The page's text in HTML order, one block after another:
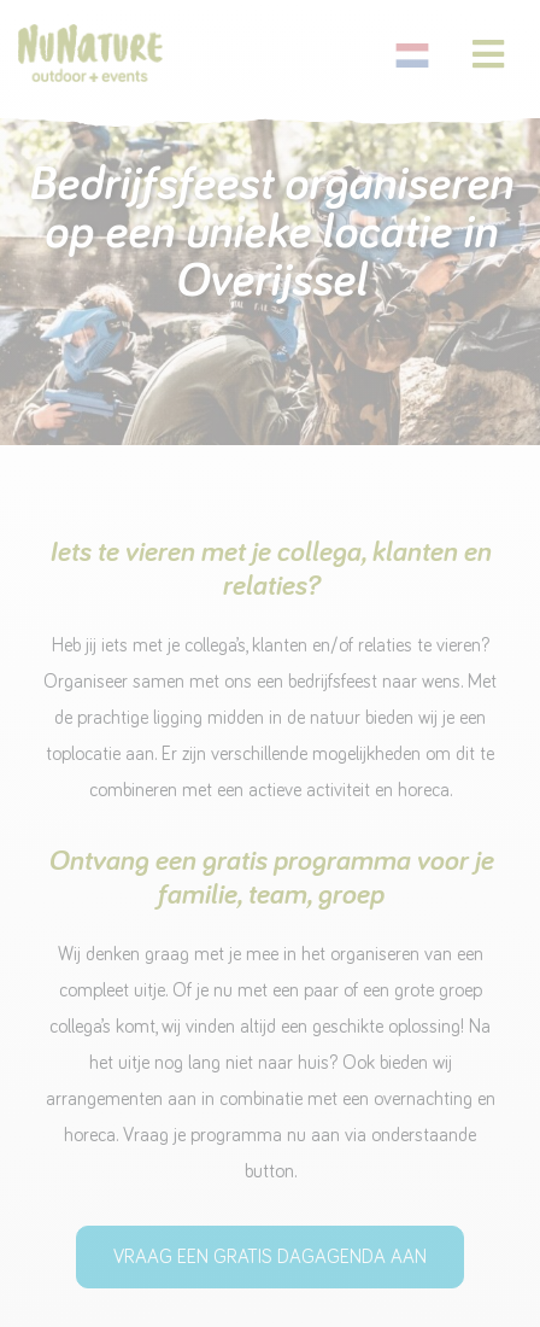
Bedrijfsfeest organiseren
op een unieke locatie in
Overijssel
Iets te vieren met je collega, klanten en
relaties?
Heb jij iets met je collega’s, klanten en/of relaties te vieren?
Organiseer samen met ons een bedrijfsfeest naar wens. Met
de prachtige ligging midden in de natuur bieden wij je een
toplocatie aan. Er zijn verschillende mogelijkheden om dit te
combineren met een actieve activiteit en horeca.
Ontvang een gratis programma voor je
familie, team, groep
Wij denken graag met je mee in het organiseren van een
compleet uitje. Of je nu met een paar of een grote groep
collega’s komt, wij vinden altijd een geschikte oplossing! Na
het uitje nog lang niet naar huis? Ook bieden wij
arrangementen aan in combinatie met een overnachting en
horeca. Vraag je programma nu aan via onderstaande
button.
VRAAG EEN GRATIS DAGAGENDA AAN